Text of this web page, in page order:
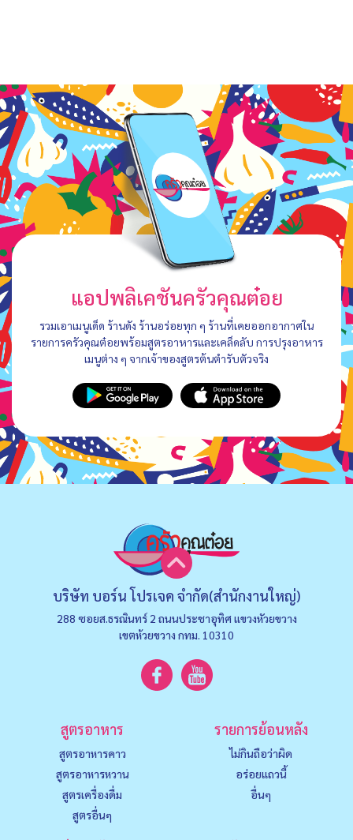
แอปพลิเคชันครัวคุณต๋อย
รวมเอาเมนูเด็ด ร้านดัง ร้านอร่อยทุก ๆ ร้านที่เคยออกอากาศใน
รายการครัวคุณต๋อยพร้อมสูตรอาหารและเคล็ดลับ การปรุงอาหาร
เมนูต่าง ๆ จากเจ้าของสูตรต้นตำรับตัวจริง
บริษัท บอร์น โปรเจค จำกัด(สำนักงานใหญ่)
288 ซอยส.ธรณินทร์ 2 ถนนประชาอุทิศ แขวงหัวยขวาง
เขตห้วยขวาง กทม. 10310
สูตรอาหาร
สูตรอาหารคาว
สูตรอาหารหวาน
สูตรเครื่องดื่ม
สูตรอื่นๆ
รายการย้อนหลัง
ไม่กินถือว่าผิด
อร่อยแถวนี้
อื่นๆ